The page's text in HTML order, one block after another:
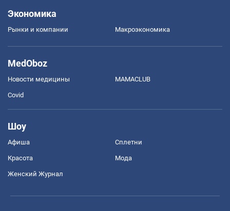
Экономика
Рынки и компании Mакроэкономика
MedOboz
Новости медицины MAMACLUB
Covid
Шоу
Афиша Сплетни
Красота Мода
Женский Журнал